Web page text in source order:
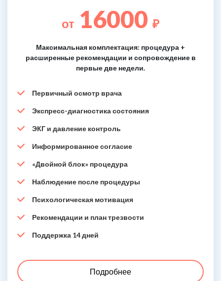
от 16000 ₽
Максимальная комплектация: процедура +
расширенные рекомендации и сопровождение в
первые две недели.
Первичный осмотр врача
Экспресс-диагностика состояния
ЭКГ и давление контроль
Информированное согласие
«Двойной блок» процедура
Наблюдение после процедуры
Психологическая мотивация
Рекомендации и план трезвости
Поддержка 14 дней
Подробнее